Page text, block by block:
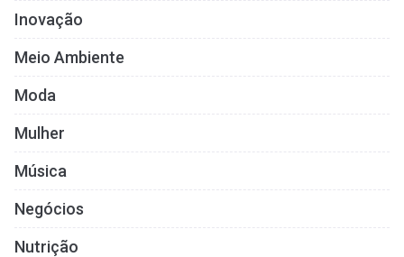
Inovação
Meio Ambiente
Moda
Mulher
Música
Negócios
Nutrição